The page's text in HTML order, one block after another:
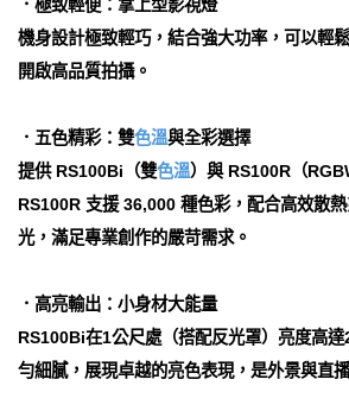
．極致輕便：掌上型影視燈
機身設計極致輕巧，結合強大功率，可以輕
開啟高品質拍攝。
．五色精彩：雙色溫與全彩選擇
提供 RS100Bi（雙色溫）與 RS100R（
RS100R 支援 36,000 種色彩，配合高效散
光，滿足專業創作的嚴苛需求。
．高亮輸出：小身材大能量
RS100Bi在1公尺處（搭配反光罩）亮度高
勻細膩，展現卓越的亮色表現，是外景與直